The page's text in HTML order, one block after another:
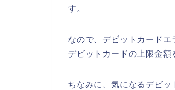
す。
なので、デビットカード
デビットカードの上限金
ちなみに、気になるデビ